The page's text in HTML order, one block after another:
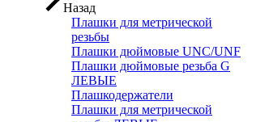
Назад
Плашки для метрической
резьбы
Плашки дюймовые UNC/UNF
Плашки дюймовые резьба G
ЛЕВЫЕ
Плашкодержатели
Плашки для метрической